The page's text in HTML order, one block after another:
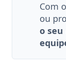
Com
ou
o seu